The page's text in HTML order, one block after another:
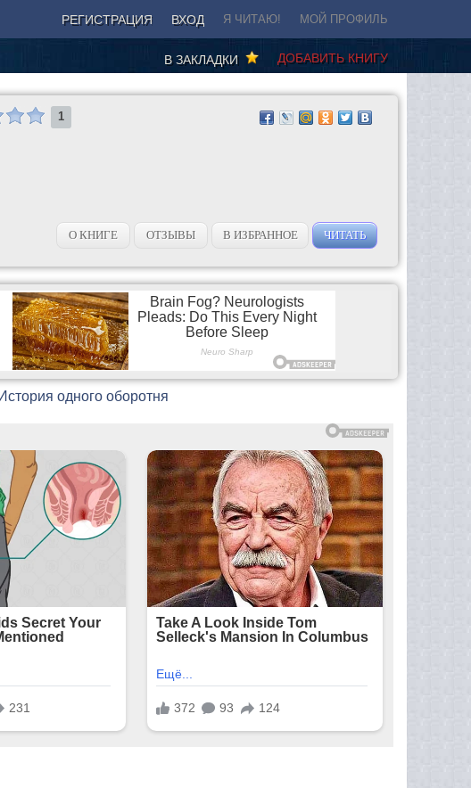
РЕГИСТРАЦИЯ ВХОД Я ЧИТАЮ! МОЙ ПРОФИЛЬ
ДОБАВИТЬ КНИГУ
В ЗАКЛАДКИ
1
О КНИГЕ ОТЗЫВЫ В ИЗБРАННОЕ ЧИТАТЬ
одного оборотня